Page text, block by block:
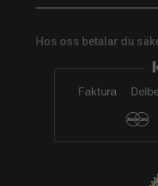
Hos oss betalar du